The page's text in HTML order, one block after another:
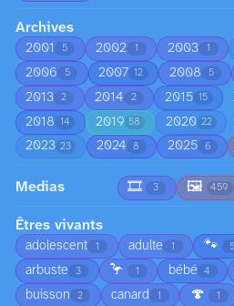
Archives
2001 5 2002 1 2003 1
2006 5 2007 12 2008 5
2013 2 2014 2 2015 15
2018 14 2019 58 2020 22
2023 23 2024 8 2025 6
Medias 🎞️ 3 🖼️ 459
Êtres vivants
adolescent 1 adulte 1 🐾 5
arbuste 3 🦩 1 bébé 4
buisson 2 canard 1 🍄 1